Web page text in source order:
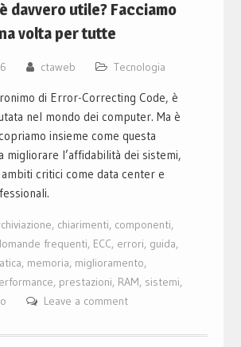
è davvero utile? Facciamo
volta per tutte
ctaweb Tecnologia
di Error-Correcting Code, è
nel mondo dei computer. Ma è
insieme come questa
migliorare l’affidabilità dei sistemi,
critici come data center e
, chiarimenti, componenti,
frequenti, ECC, errori, guida,
, memoria, miglioramento,
, prestazioni, RAM, sistemi,
Leave a comment